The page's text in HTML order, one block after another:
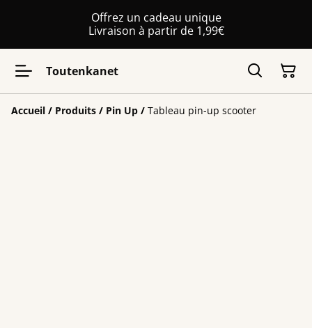
Offrez un cadeau unique
Livraison à partir de 1,99€
Toutenkanet
Accueil / Produits / Pin Up / Tableau pin-up scooter